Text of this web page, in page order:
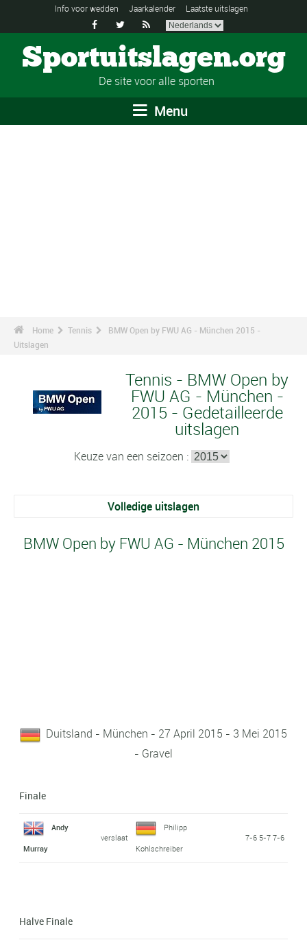
Info voor wedden Jaarkalender Laatste uitslagen
  
Sportuitslagen.org
De site voor alle sporten
Menu
Home Tennis
BMW Open by FWU AG - München 2015 -
Uitslagen
Tennis - BMW Open by
FWU AG - München -
2015 - Gedetailleerde
uitslagen
Keuze van een seizoen :
Volledige uitslagen
BMW Open by FWU AG - München 2015
Duitsland - München - 27 April 2015 - 3 Mei 2015
- Gravel
Finale
Andy
Murray
verslaat
Philipp
Kohlschreiber
7-6 5-7 7-6
Halve Finale